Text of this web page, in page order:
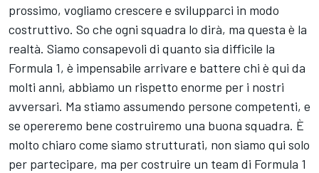
prossimo, vogliamo crescere e svilupparci in modo
costruttivo. So che ogni squadra lo dirà, ma questa è la
realtà. Siamo consapevoli di quanto sia difficile la
Formula 1, è impensabile arrivare e battere chi è qui da
molti anni, abbiamo un rispetto enorme per i nostri
avversari. Ma stiamo assumendo persone competenti, e
se opereremo bene costruiremo una buona squadra. È
molto chiaro come siamo strutturati, non siamo qui solo
per partecipare, ma per costruire un team di Formula 1